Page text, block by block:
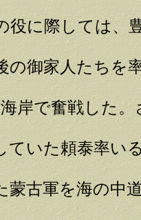
役に際しては、
の御家人たちを
岸で奮戦した
ていた頼泰率い
蒙古軍を海の中